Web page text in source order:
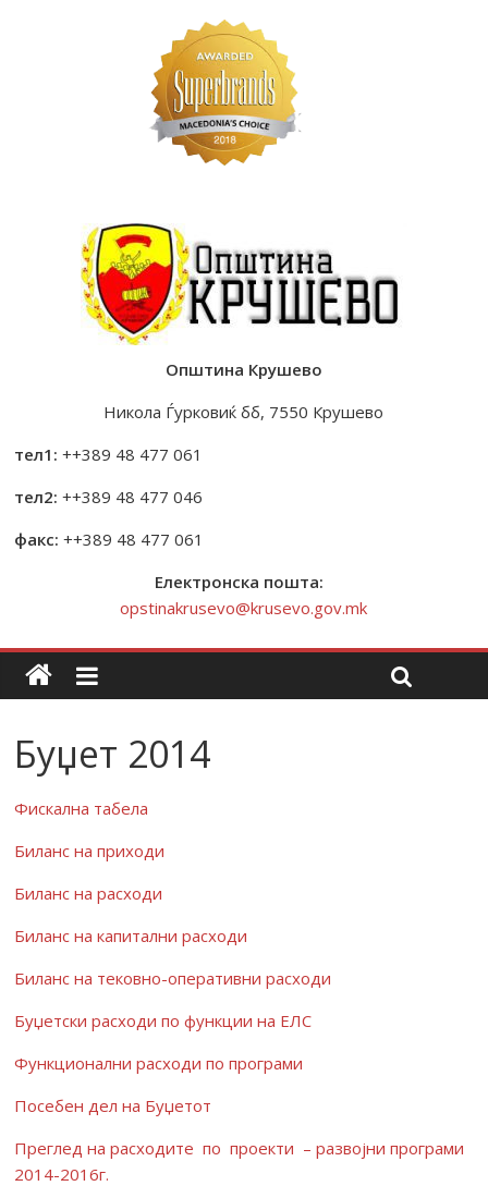
Општина Крушево
Никола Ѓурковиќ бб, 7550 Крушево
тел1: ++389 48 477 061
тел2: ++389 48 477 046
факс: ++389 48 477 061
Електронска пошта:
opstinakrusevo@krusevo.gov.mk
Буџет 2014
Фискална табела
Биланс на приходи
Биланс на расходи
Биланс на капитални расходи
Биланс на тековно-оперативни расходи
Буџетски расходи по функции на ЕЛС
Функционални расходи по програми
Посебен дел на Буџетот
Преглед на расходите по проекти – развојни програми
2014-2016г.